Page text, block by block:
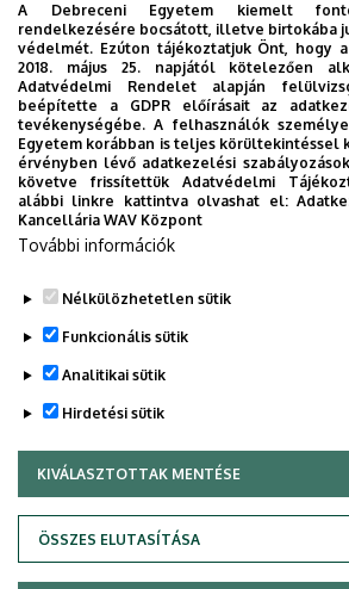
mozgókép kutató
intézet
Legutóbbi frissítés: 2023. 10. 09. 11:06
Adatvédelem
A Debreceni Egyetem kiemelt
rendelkezésére bocsátott, illetve birtokába
védelmét. Ezúton tájékoztatjuk Önt, hogy
2018. május 25. napjától kötelezően
Adatvédelmi Rendelet alapján
beépítette a GDPR előírásait az
tevékenységébe. A felhasználók
Egyetem korábban is teljes
érvényben lévő adatkezelési
követve frissítettük Adatvédelmi
alábbi linkre kattintva olvashat el:
Kancellária WAV Központ
További információk
Nélkülözhetetlen sütik
Funkcionális sütik
Analitikai sütik
Hirdetési sütik
KIVÁLASZTOTTAK MENTÉSE
ÖSSZES ELUTASÍTÁSA
WITHDRAW CONSENT